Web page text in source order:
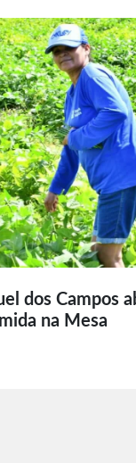
dos Campos
na Mesa